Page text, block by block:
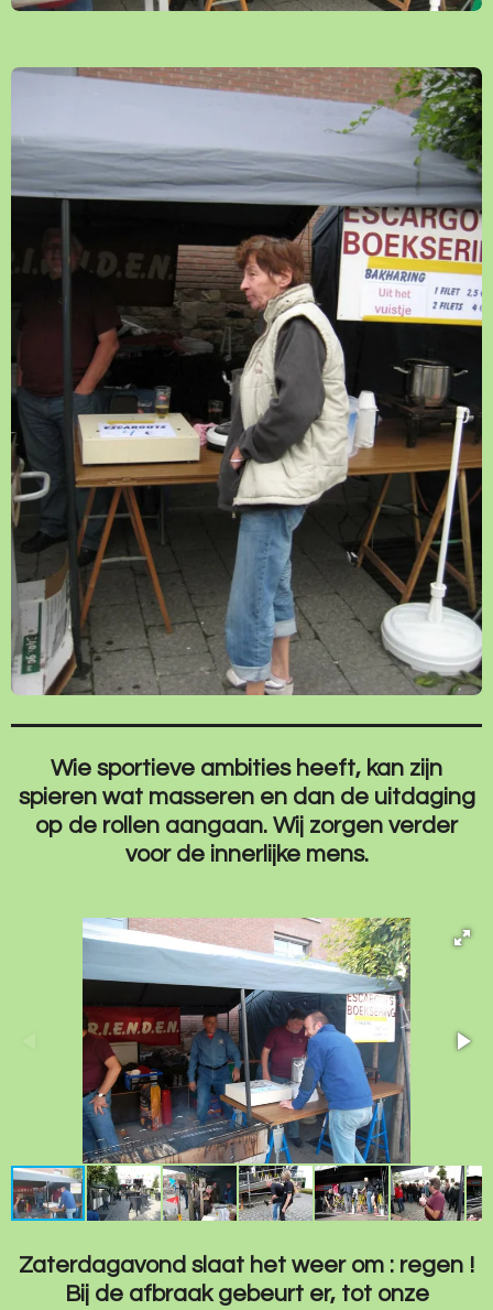
Wie sportieve ambities heeft, kan zijn
spieren wat masseren en dan de uitdaging
op de rollen aangaan. Wij zorgen verder
voor de innerlijke mens.
Zaterdagavond slaat het weer om : regen !
Bij de afbraak gebeurt er, tot onze